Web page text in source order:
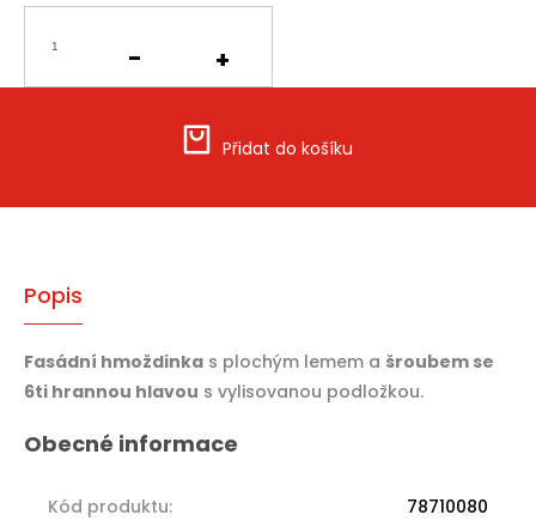
cena:
Přidat do košíku
Popis
Fasádní hmoždinka s plochým lemem a šroubem se
6ti hrannou hlavou s vylisovanou podložkou.
Kód produktu: 78710080